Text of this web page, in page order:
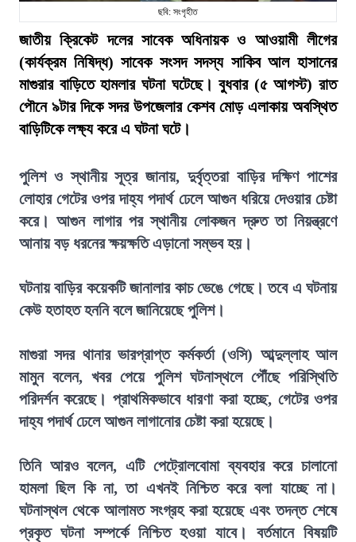
ছবি: সংগৃহীত
জাতীয় ক্রিকেট দলের সাবেক অধিনায়ক ও আওয়ামী লীগের
(কার্যক্রম নিষিদ্ধ) সাবেক সংসদ সদস্য সাকিব আল হাসানের
মাগুরার বাড়িতে হামলার ঘটনা ঘটেছে। বুধবার (৫ আগস্ট) রাত
পৌনে ৯টার দিকে সদর উপজেলার কেশব মোড় এলাকায় অবস্থিত
বাড়িটিকে লক্ষ্য করে এ ঘটনা ঘটে।
পুলিশ ও স্থানীয় সূত্র জানায়, দুর্বৃত্তরা বাড়ির দক্ষিণ পাশের
লোহার গেটের ওপর দাহ্য পদার্থ ঢেলে আগুন ধরিয়ে দেওয়ার চেষ্টা
করে। আগুন লাগার পর স্থানীয় লোকজন দ্রুত তা নিয়ন্ত্রণে
আনায় বড় ধরনের ক্ষয়ক্ষতি এড়ানো সম্ভব হয়।
ঘটনায় বাড়ির কয়েকটি জানালার কাচ ভেঙে গেছে। তবে এ ঘটনায়
কেউ হতাহত হননি বলে জানিয়েছে পুলিশ।
মাগুরা সদর থানার ভারপ্রাপ্ত কর্মকর্তা (ওসি) আব্দুল্লাহ আল
মামুন বলেন, খবর পেয়ে পুলিশ ঘটনাস্থলে পৌঁছে পরিস্থিতি
পরিদর্শন করেছে। প্রাথমিকভাবে ধারণা করা হচ্ছে, গেটের ওপর
দাহ্য পদার্থ ঢেলে আগুন লাগানোর চেষ্টা করা হয়েছে।
তিনি আরও বলেন, এটি পেট্রোলবোমা ব্যবহার করে চালানো
হামলা ছিল কি না, তা এখনই নিশ্চিত করে বলা যাচ্ছে না।
ঘটনাস্থল থেকে আলামত সংগ্রহ করা হয়েছে এবং তদন্ত শেষে
প্রকৃত ঘটনা সম্পর্কে নিশ্চিত হওয়া যাবে। বর্তমানে বিষয়টি